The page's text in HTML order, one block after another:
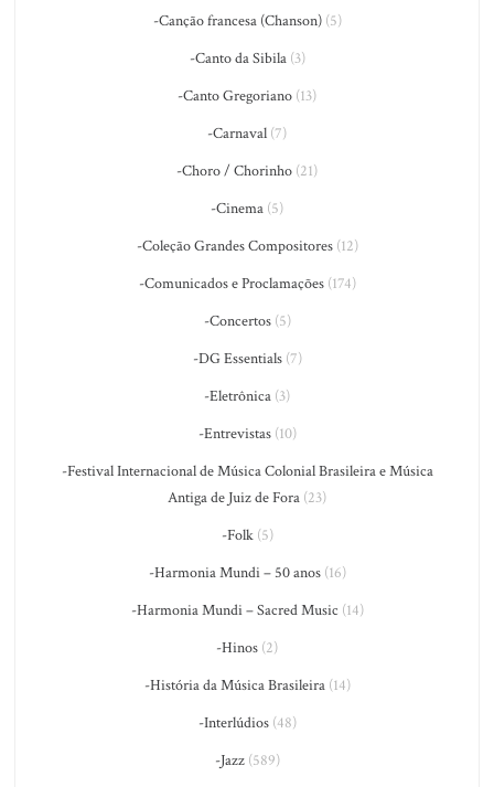
-Canção francesa (Chanson)(5)
-Canto da Sibila(3)
-Canto Gregoriano (13)
-Carnaval (7)
-Choro / Chorinho (21)
-Cinema (5)
-Coleção Grandes Compositores(12)
-Comunicados e Proclamações(174)
-Concertos(5)
-DG Essentials(7)
-Eletrônica (3)
-Entrevistas(10)
-Festival Internacional de Música Colonial Brasileira e Música
Antiga de Juiz de Fora (23)
-Folk(5)
-Harmonia Mundi – 50 anos(16)
-Harmonia Mundi – Sacred Music (14)
-Hinos (2)
-História da Música Brasileira(14)
-Interlúdios(48)
-Jazz(589)